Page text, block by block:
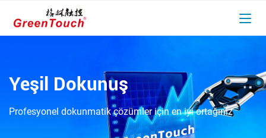
Yeşil Dokunuş
Profesyonel dokunmatik çözümler için en iyi ortağınız